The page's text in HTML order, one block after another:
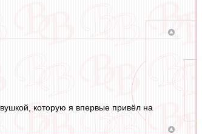
которую я впервые привёл на